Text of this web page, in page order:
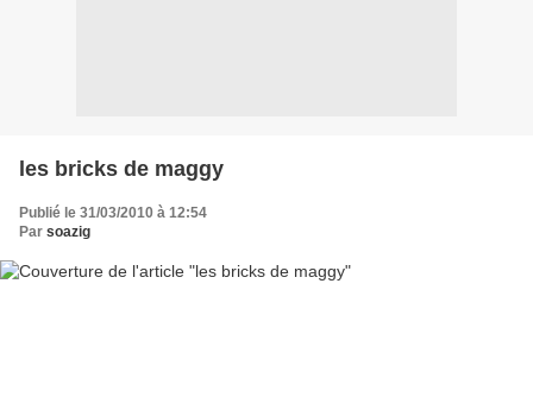
les bricks de maggy
Publié le 31/03/2010 à 12:54
Par soazig